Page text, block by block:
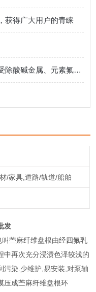
获得广大用户的青睐
四氟包覆垫片使用介质：能够耐受除酸碱金属、元素氟等物质。
/家具,道路/轨道/船舶
发
苎麻纤维盘根由经四氟乳
中再次充分浸渍色泽较浅的
污染.少维护,易安装,对泵轴
压成苎麻纤维盘根环